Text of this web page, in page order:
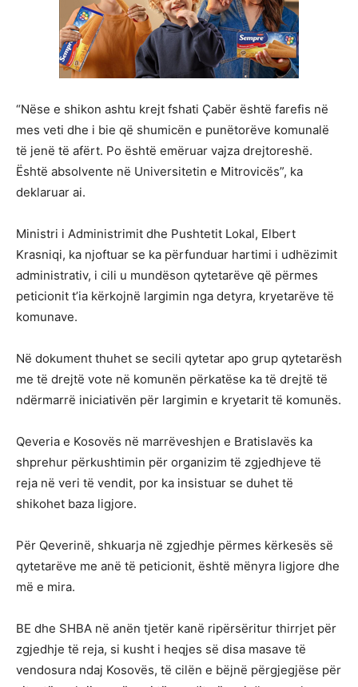
“Nëse e shikon ashtu krejt fshati Çabër është farefis në
mes veti dhe i bie që shumicën e punëtorëve komunalë
të jenë të afërt. Po është emëruar vajza drejtoreshë.
Është absolvente në Universitetin e Mitrovicës”, ka
deklaruar ai.
Ministri i Administrimit dhe Pushtetit Lokal, Elbert
Krasniqi, ka njoftuar se ka përfunduar hartimi i udhëzimit
administrativ, i cili u mundëson qytetarëve që përmes
peticionit t’ia kërkojnë largimin nga detyra, kryetarëve të
komunave.
Në dokument thuhet se secili qytetar apo grup qytetarësh
me të drejtë vote në komunën përkatëse ka të drejtë të
ndërmarrë iniciativën për largimin e kryetarit të komunës.
Qeveria e Kosovës në marrëveshjen e Bratislavës ka
shprehur përkushtimin për organizim të zgjedhjeve të
reja në veri të vendit, por ka insistuar se duhet të
shikohet baza ligjore.
Për Qeverinë, shkuarja në zgjedhje përmes kërkesës së
qytetarëve me anë të peticionit, është mënyra ligjore dhe
më e mira.
BE dhe SHBA në anën tjetër kanë ripërsëritur thirrjet për
zgjedhje të reja, si kusht i heqjes së disa masave të
vendosura ndaj Kosovës, të cilën e bëjnë përgjegjëse për